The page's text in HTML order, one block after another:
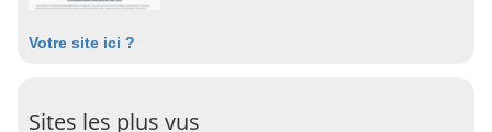
Votre site ici ?
Sites les plus vus